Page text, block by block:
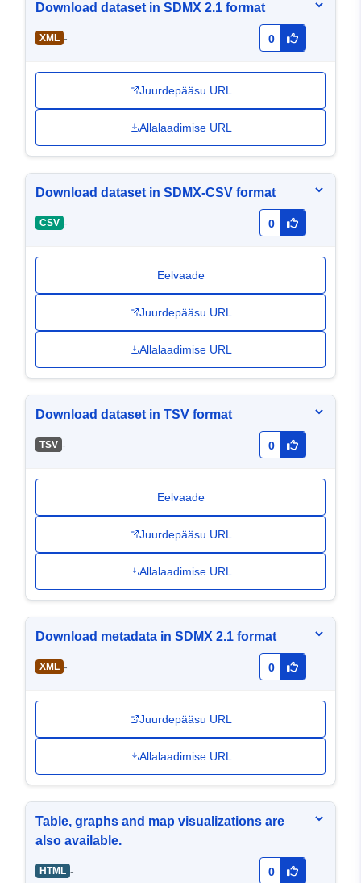
Download dataset in SDMX 2.1 format
XML - 0
Juurdepääsu URL
Allalaadimise URL
Download dataset in SDMX-CSV format
CSV - 0
Eelvaade
Juurdepääsu URL
Allalaadimise URL
Download dataset in TSV format
TSV - 0
Eelvaade
Juurdepääsu URL
Allalaadimise URL
Download metadata in SDMX 2.1 format
XML - 0
Juurdepääsu URL
Allalaadimise URL
Table, graphs and map visualizations are
also available.
HTML - 0